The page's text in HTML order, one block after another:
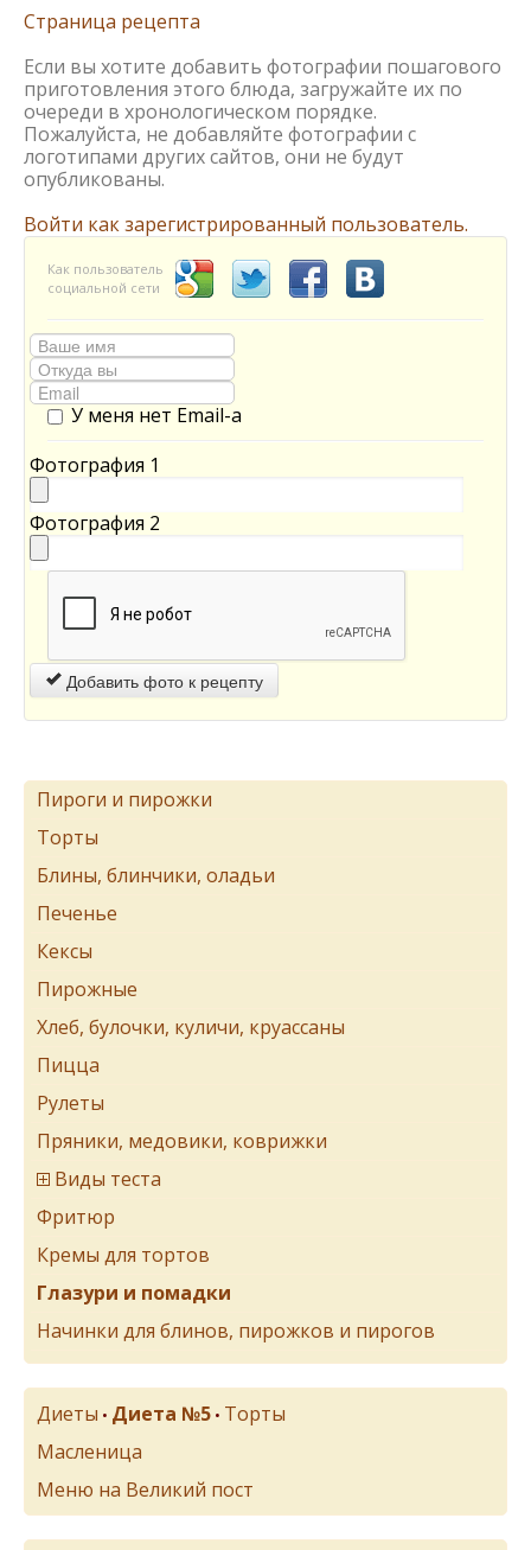
Страница рецепта
Если вы хотите добавить фотографии пошагового
приготовления этого блюда, загружайте их по
очереди в хронологическом порядке.
Пожалуйста, не добавляйте фотографии с
логотипами других сайтов, они не будут
опубликованы.
Войти как зарегистрированный пользователь.
Как пользователь
социальной сети
У меня нет Email-а
Фотография 1
Фотография 2
Добавить фото к рецепту
Пироги и пирожки
Торты
Блины, блинчики, оладьи
Печенье
Кексы
Пирожные
Хлеб, булочки, куличи, круассаны
Пицца
Рулеты
Пряники, медовики, коврижки
Виды теста
Фритюр
Кремы для тортов
Глазури и помадки
Начинки для блинов, пирожков и пирогов
Диеты • Диета №5 • Торты
Масленица
Меню на Великий пост